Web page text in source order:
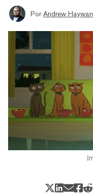
Por Andrew